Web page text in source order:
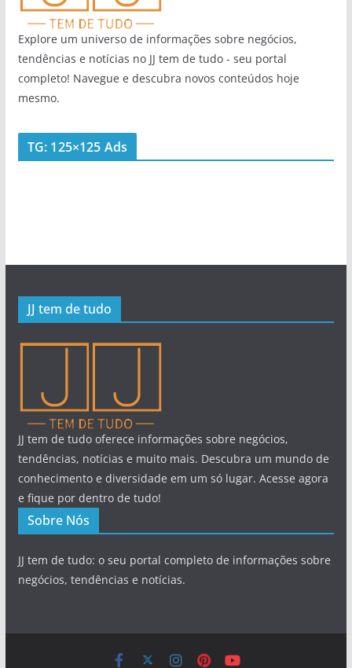
Explore um universo de informações sobre negócios,
tendências e notícias no JJ tem de tudo - seu portal
completo! Navegue e descubra novos conteúdos hoje
mesmo.
TG: 125×125 Ads
JJ tem de tudo
JJ tem de tudo oferece informações sobre negócios,
tendências, notícias e muito mais. Descubra um mundo de
conhecimento e diversidade em um só lugar. Acesse agora
e fique por dentro de tudo!
Sobre Nós
JJ tem de tudo: o seu portal completo de informações sobre
negócios, tendências e notícias.